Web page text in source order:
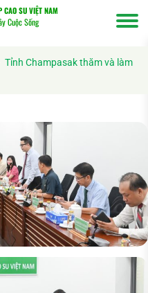
CAO SU VIỆT NAM
Cuộc Sống
Tỉnh Champasak thăm và làm